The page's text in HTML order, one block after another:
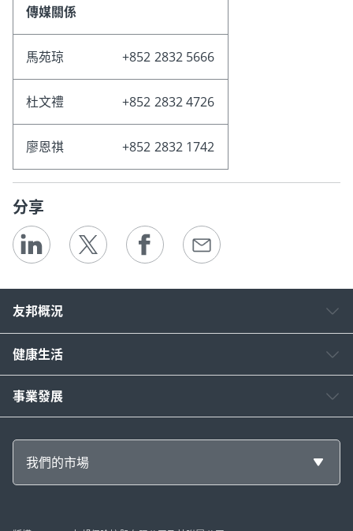
傳媒關係
馬苑琼 +852 2832 5666
杜文禮 +852 2832 4726
廖恩祺 +852 2832 1742
分享
友邦概況
健康生活
事業發展
我們的市場